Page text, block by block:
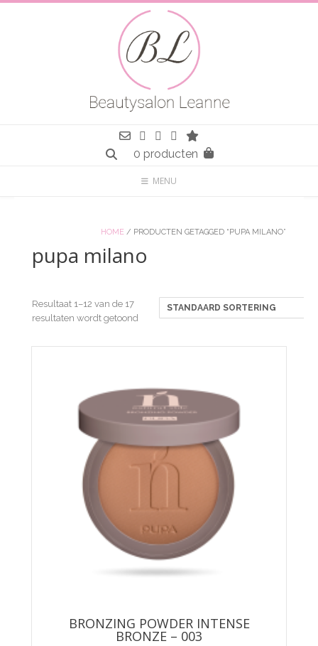
0 producten
MENU
HOME / PRODUCTEN GETAGGED “PUPA MILANO”
pupa milano
Resultaat 1–12 van de 17
resultaten wordt getoond
BRONZING POWDER INTENSE
BRONZE – 003